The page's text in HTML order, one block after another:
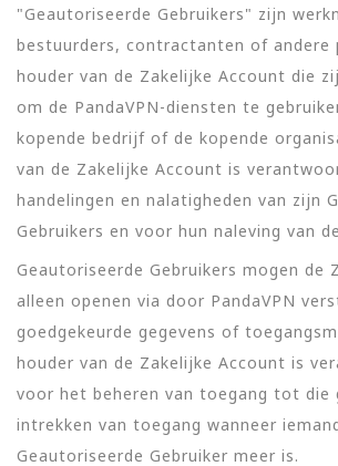
"Geautoriseerde Gebruikers" zijn
bestuurders, contractanten of andere
houder van de Zakelijke Account die
om de PandaVPN-diensten te
kopende bedrijf of de kopende
van de Zakelijke Account is
handelingen en nalatigheden van zijn
Gebruikers en voor hun naleving van
Geautoriseerde Gebruikers mogen de
alleen openen via door PandaVPN
goedgekeurde gegevens of
houder van de Zakelijke Account is
voor het beheren van toegang tot die
intrekken van toegang wanneer
Geautoriseerde Gebruiker meer is.